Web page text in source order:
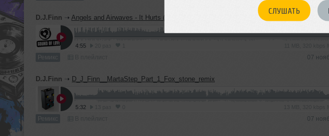
СЛУШАТЬ
D.J.Finn ➝ Angels and Airwaves - It Hurts (D.J.Finn Remake)
4:55
Ремикс 07
D.J.Finn ➝ D_J_Finn__MartaStep_Part_1_Fox_stone_remix
5:32
Ремикс 07